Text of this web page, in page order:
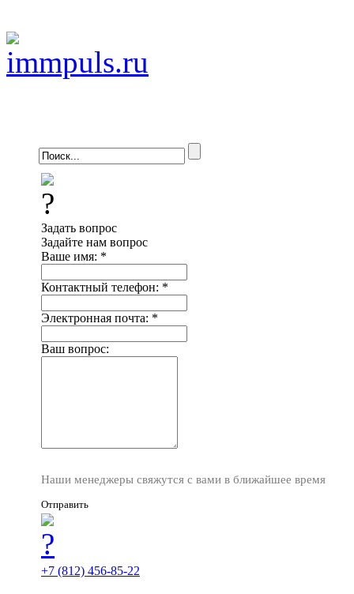
Задать вопрос
Задайте нам вопрос
Ваше имя: *
Контактный телефон: *
Электронная почта: *
Ваш вопрос:
Наши менеджеры свяжутся с вами в ближайшее время
Отправить
+7 (812) 456-85-22